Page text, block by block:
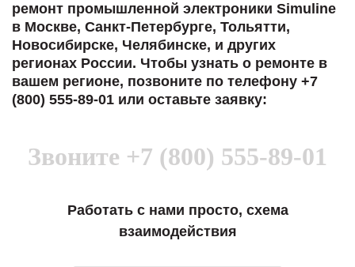
ремонт промышленной электроники Simuline
в Москве, Санкт-Петербурге, Тольятти,
Новосибирске, Челябинске, и других
регионах России. Чтобы узнать о ремонте в
вашем регионе, позвоните по телефону +7
(800) 555-89-01 или оставьте заявку:
Звоните +7 (800) 555-89-01
Работать с нами просто, схема
взаимодействия